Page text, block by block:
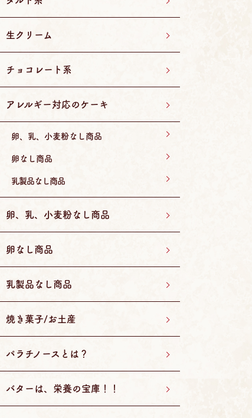
生クリーム
チョコレート系
アレルギー対応のケーキ
卵、乳、小麦粉なし商品
卵なし商品
乳製品なし商品
卵、乳、小麦粉なし商品
卵なし商品
乳製品なし商品
焼き菓子/お土産
パラチノースとは？
バターは、栄養の宝庫！！